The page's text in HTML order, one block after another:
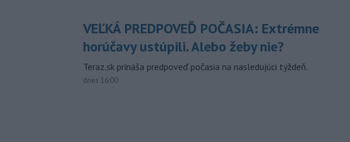
VEĽKÁ PREDPOVEĎ POČASIA: Extrémne
horúčavy ustúpili. Alebo žeby nie?
Teraz.sk prináša predpoveď počasia na nasledujúci týždeň.
dnes 16:00